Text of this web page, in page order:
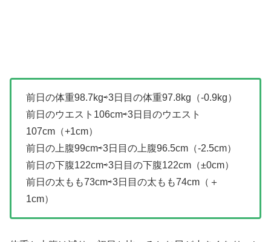
前日の体重98.7kg⇨3日目の体重97.8kg（-0.9kg）
前日のウエスト106cm⇨3日目のウエスト
107cm（+1cm）
前日の上腹99cm⇨3日目の上腹96.5cm（-2.5cm）
前日の下腹122cm⇨3日目の下腹122cm（±0cm）
前日の太もも73cm⇨3日目の太もも74cm（＋
1cm）